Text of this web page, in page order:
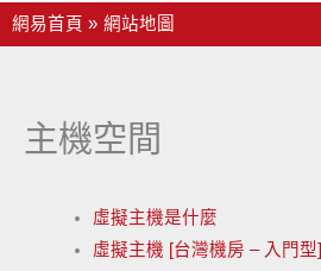
網易首頁 網站地圖
主機空間
虛擬主機是什麼
虛擬主機 [台灣機房 – 入門型]